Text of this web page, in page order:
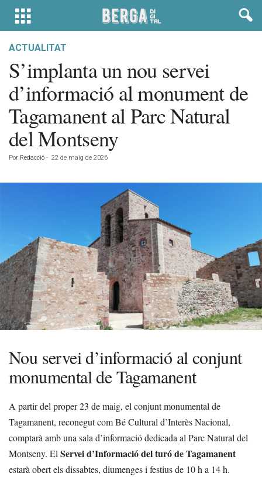
ACTUALITAT
S’implanta un nou servei
d’informació al monument de
Tagamanent al Parc Natural
del Montseny
Por Redacció - 22 de maig de 2026
Nou servei d’informació al conjunt
monumental de Tagamanent
A partir del proper 23 de maig, el conjunt monumental de
Tagamanent, reconegut com Bé Cultural d’Interès Nacional,
comptarà amb una sala d’informació dedicada al Parc Natural del
Montseny. El Servei d’Informació del turó de Tagamanent
estarà obert els dissabtes, diumenges i festius de 10 h a 14 h.